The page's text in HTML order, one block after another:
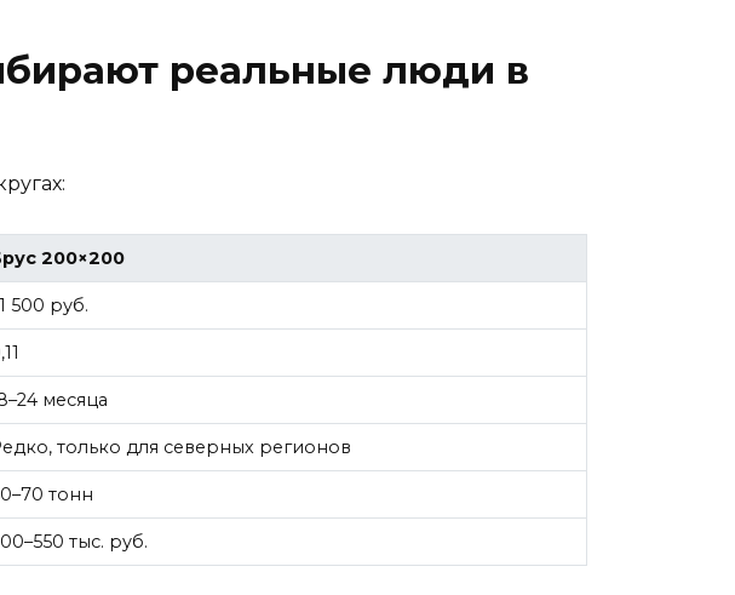
реальные люди в
200×200
500 руб.
месяца
только для северных регионов
тонн
тыс. руб.